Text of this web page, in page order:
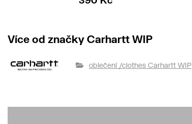
Více od značky Carhartt WIP
oblečení /clothes Carhartt WIP